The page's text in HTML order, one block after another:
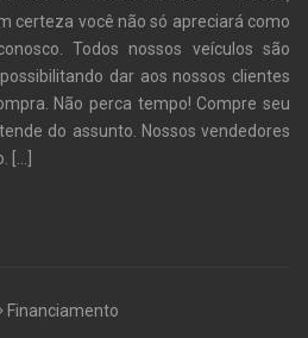
certeza você não só apreciará como
Todos nossos veículos são
dar aos nossos clientes
Não perca tempo! Compre seu
do assunto. Nossos vendedores
Financiamento